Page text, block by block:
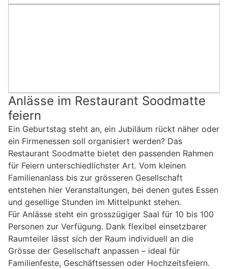
Anlässe im Restaurant Soodmatte
feiern
Ein Geburtstag steht an, ein Jubiläum rückt näher oder
ein Firmenessen soll organisiert werden? Das
Restaurant Soodmatte bietet den passenden Rahmen
für Feiern unterschiedlichster Art. Vom kleinen
Familienanlass bis zur grösseren Gesellschaft
entstehen hier Veranstaltungen, bei denen gutes Essen
und gesellige Stunden im Mittelpunkt stehen.
Für Anlässe steht ein grosszügiger Saal für 10 bis 100
Personen zur Verfügung. Dank flexibel einsetzbarer
Raumteiler lässt sich der Raum individuell an die
Grösse der Gesellschaft anpassen – ideal für
Familienfeste, Geschäftsessen oder Hochzeitsfeiern.